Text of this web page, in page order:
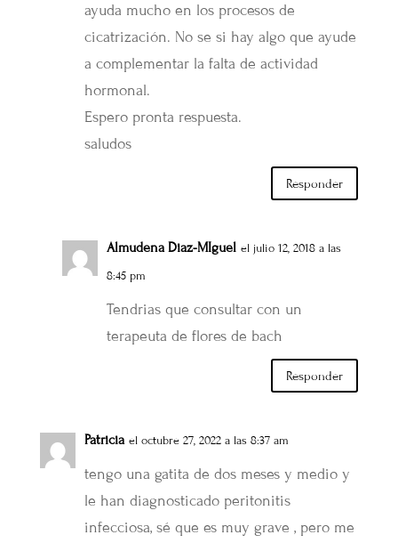
ayuda mucho en los procesos de
cicatrización. No se si hay algo que ayude
a complementar la falta de actividad
hormonal.
Espero pronta respuesta.
saludos
Responder
Almudena Diaz-MIguel el julio 12, 2018 a las
8:45 pm
Tendrias que consultar con un
terapeuta de flores de bach
Responder
Patricia el octubre 27, 2022 a las 8:37 am
tengo una gatita de dos meses y medio y
le han diagnosticado peritonitis
infecciosa, sé que es muy grave , pero me